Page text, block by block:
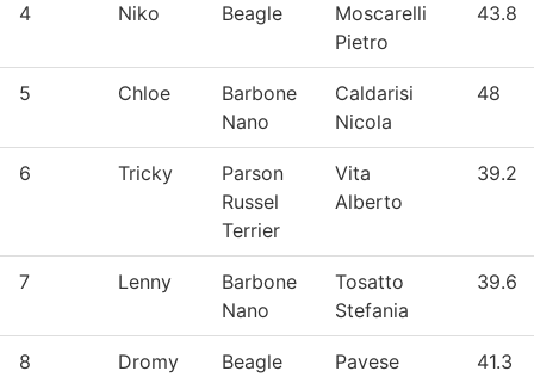
4 Niko Beagle
Moscarelli
Pietro
43.8
5 Chloe
Barbone
Nano
Caldarisi
Nicola
48
6 Tricky
Parson
Russel
Terrier
Vita
Alberto
39.2
7 Lenny
Barbone
Nano
Tosatto
Stefania
39.6
8 Dromy Beagle
Pavese
41.3